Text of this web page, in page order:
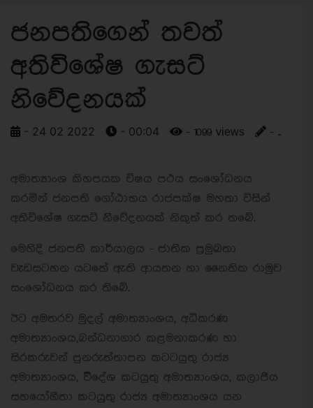
ජනපතිගෙන් තවත්
අතිවිශේෂ ගැසට්
නිවේදනයක්
- 24 02 2022 - 00:04 - 1099 views - ..
අමාත්‍යාංශ කිහපයක විෂය පථය සංශෝධනය
කරමින් ජනපති ගෝඨාභය රාජපක්ෂ මහතා විසිින්
අතිවිශේෂ ගැසට් නිිවේදනයක් නිකුත් කර තබේ.
මෙහිදි ජනපති කාර්යාලය - ජාතික ප්‍රමුඛතා
වැඩසටහන යටතේ ඇති ආයතන හා නෛතික රාමුව
සංශෝධනය කර තිබේ.
ඊට අමතරව මුදල් අමාත්‍යාංශය, අධිකරණ
අමාත්‍යාංශය,බන්ධනාගාර කළමනාකරණ හා
සිරකරුවන් පුනරුත්තාපන කටටයුතු රාජ්‍ය
අමාත්‍යාංශය, විිදේශ කටයුතු අමාත්‍යාංශය, කලාපීය
සහයෝගීතා කටයුුතු රාජ්‍ය අමාත්‍යාංශය යන